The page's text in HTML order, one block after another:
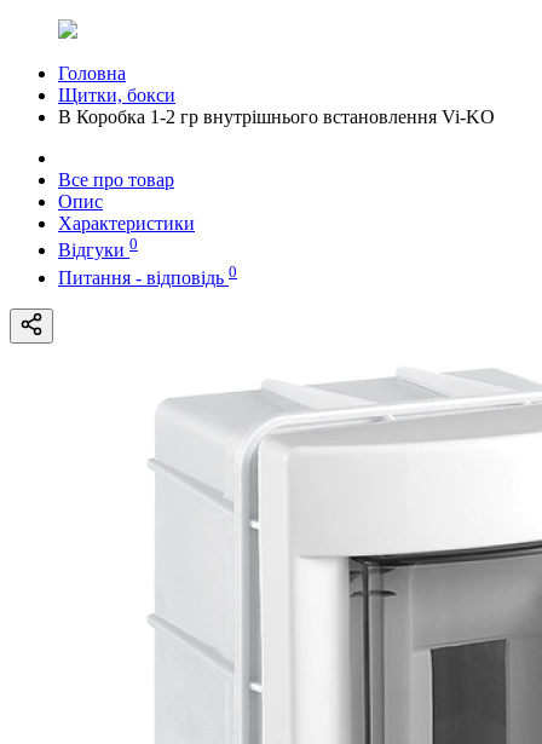
Головна
Щитки, бокси
В Коробка 1-2 гр внутрішнього встановлення Vi-KO
Все про товар
Опис
Характеристики
Відгуки 0
Питання - відповідь 0